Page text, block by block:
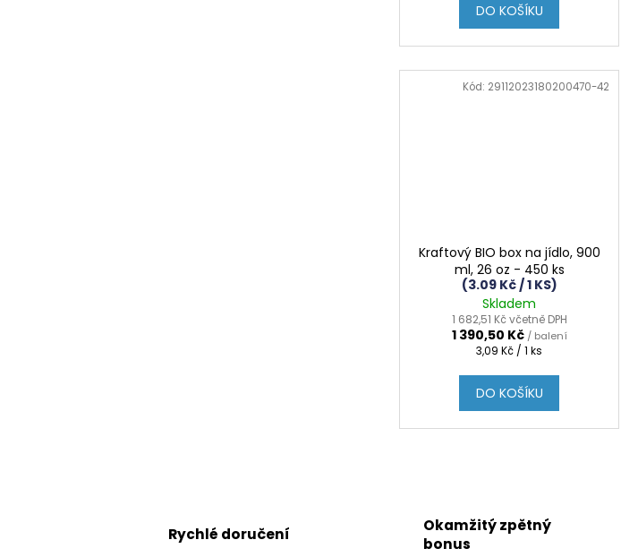
DO KOŠÍKU
Kraftový BIO box na jídlo, 900
ml, 26 oz - 450 ks
(3.09 Kč / 1 KS)
Skladem
1 682,51 Kč včetně DPH
1 390,50 Kč / balení
Měrná
3,09 Kč / 1 ks
DO KOŠÍKU
Kód: 29112023180200470-42
Rychlé doručení
Okamžitý zpětný
bonus